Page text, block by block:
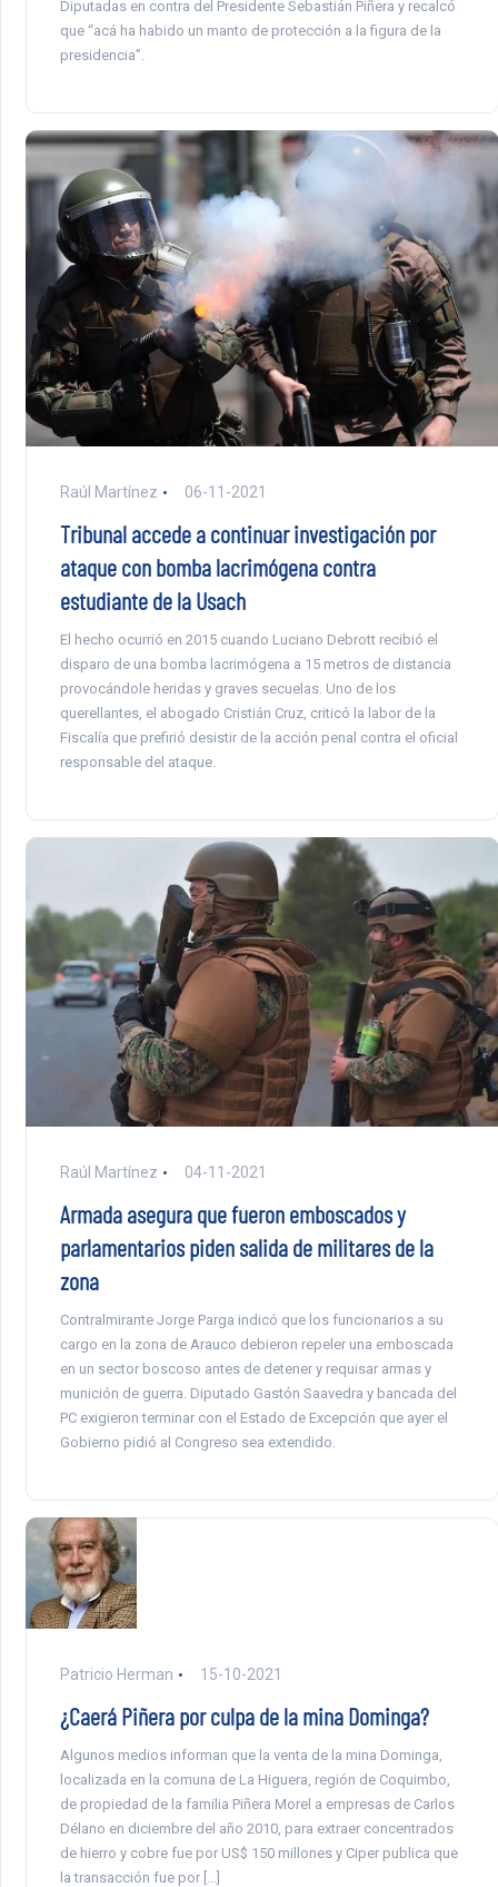
Diputadas en contra del Presidente Sebastián Piñera y recalcó
que “acá ha habido un manto de protección a la figura de la
presidencia”.
Raúl Martínez 06-11-2021
Tribunal accede a continuar investigación por
ataque con bomba lacrimógena contra
estudiante de la Usach
El hecho ocurrió en 2015 cuando Luciano Debrott recibió el
disparo de una bomba lacrimógena a 15 metros de distancia
provocándole heridas y graves secuelas. Uno de los
querellantes, el abogado Cristián Cruz, criticó la labor de la
Fiscalía que prefirió desistir de la acción penal contra el oficial
responsable del ataque.
Raúl Martínez 04-11-2021
Armada asegura que fueron emboscados y
parlamentarios piden salida de militares de la
zona
Contralmirante Jorge Parga indicó que los funcionarios a su
cargo en la zona de Arauco debieron repeler una emboscada
en un sector boscoso antes de detener y requisar armas y
munición de guerra. Diputado Gastón Saavedra y bancada del
PC exigieron terminar con el Estado de Excepción que ayer el
Gobierno pidió al Congreso sea extendido.
Patricio Herman 15-10-2021
¿Caerá Piñera por culpa de la mina Dominga?
Algunos medios informan que la venta de la mina Dominga,
localizada en la comuna de La Higuera, región de Coquimbo,
de propiedad de la familia Piñera Morel a empresas de Carlos
Délano en diciembre del año 2010, para extraer concentrados
de hierro y cobre fue por US$ 150 millones y Ciper publica que
la transacción fue por […]